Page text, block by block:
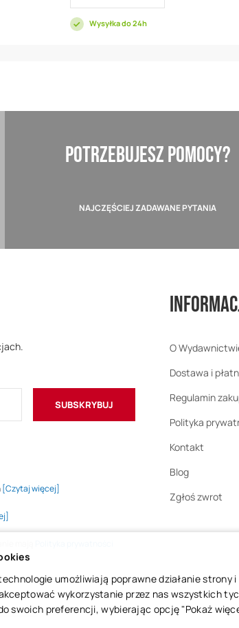
Wysyłka do 24h
POTRZEBUJESZ POMOCY?
NAJCZĘŚCIEJ ZADAWANE PYTANIA
SUBSKRYBUJ
[Czytaj więcej]
mają
O
Dostawa i
Regulamin
Polityka
Kontakt
Blog
Zgłoś zwrot
umożliwiają poprawne działanie
wykorzystanie przez nas wszystkich
swoich preferencji, wybierając opcję "Pokaż